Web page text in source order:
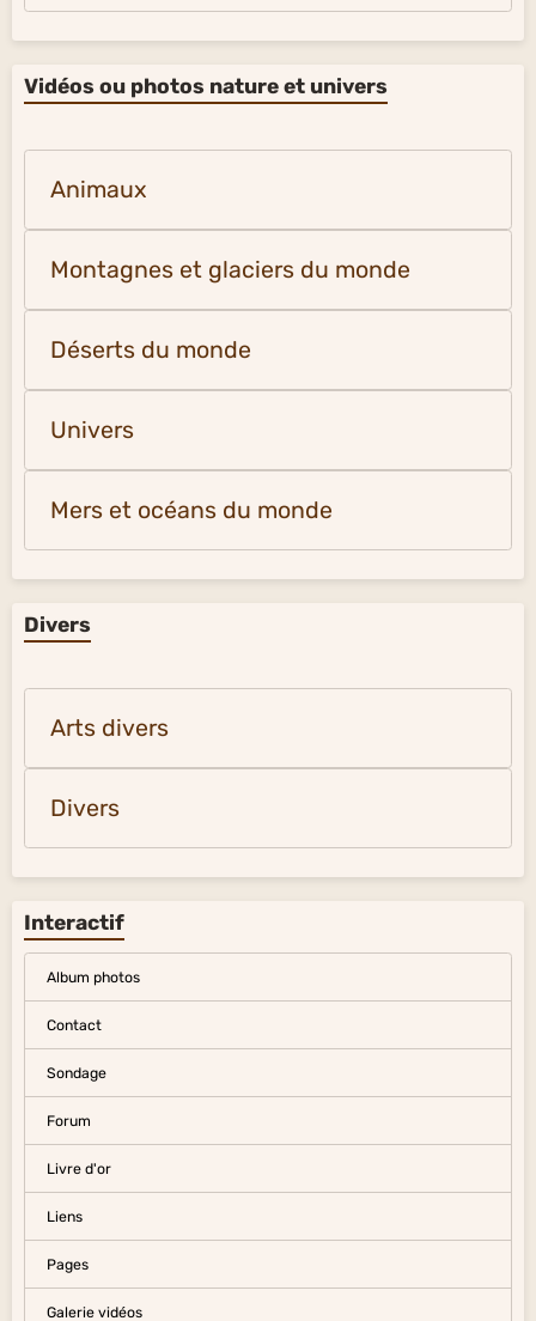
Vidéos ou photos nature et univers
Animaux
Montagnes et glaciers du monde
Déserts du monde
Univers
Mers et océans du monde
Divers
Arts divers
Divers
Interactif
Album photos
Contact
Sondage
Forum
Livre d'or
Liens
Pages
Galerie vidéos